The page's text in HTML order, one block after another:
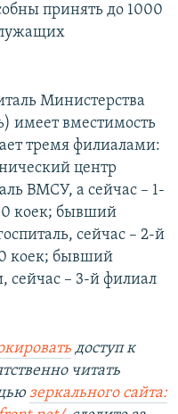
принять до 1000
Министерства
имеет вместимость
тремя филиалами:
центр
ВМСУ, а сейчас – 1-
коек; бывший
сейчас – 2-й
коек; бывший
сейчас – 3-й филиал
доступ к
читать
зеркального сайта: